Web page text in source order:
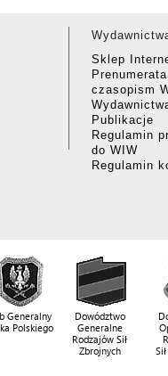
Sklep
czasopism
Publikacje
Regulamin
do WIW
Regulamin
Generalny
Polskiego
Dowództwo
Generalne
Rodzajów Sił
Zbrojnych